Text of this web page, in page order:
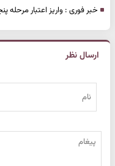
خبر فوری : واریز اعتبار مرحله
ارسال نظر